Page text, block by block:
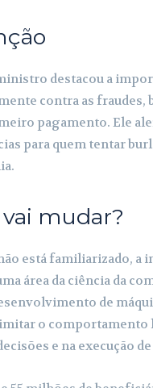
destacou a
contra as fraudes,
pagamento. Ele
para quem tentar
mudar?
está familiarizado, a
área da ciência da
de
imitar o comportamento
e na execução